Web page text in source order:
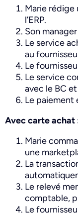
Marie rédige
l’ERP.
Son
Le service
au
Le
Le service
avec le BC
Le paiement
Avec carte achat
Marie
une
La
Le relevé
comptable,
Le